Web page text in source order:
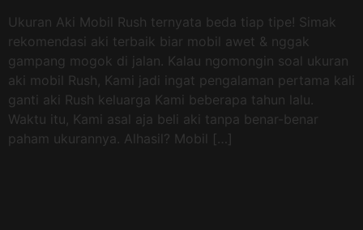
Ukuran Aki Mobil Rush ternyata beda tiap tipe! Simak
rekomendasi aki terbaik biar mobil awet & nggak
gampang mogok di jalan. Kalau ngomongin soal ukuran
aki mobil Rush, Kami jadi ingat pengalaman pertama kali
ganti aki Rush keluarga Kami beberapa tahun lalu.
Waktu itu, Kami asal aja beli aki tanpa benar-benar
paham ukurannya. Alhasil? Mobil […]